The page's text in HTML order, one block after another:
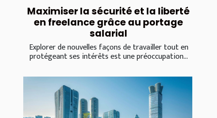
Maximiser la sécurité et la liberté
en freelance grâce au portage
salarial
Explorer de nouvelles façons de travailler tout en
protégeant ses intérêts est une préoccupation...